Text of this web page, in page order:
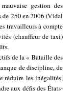
gestion des
de 250 en 2006 (Vidal
travailleurs à compte
(chauffeur de taxi)
de la « Bataille des
de discipline, de
réduire les inégalités,
aux défis des États-